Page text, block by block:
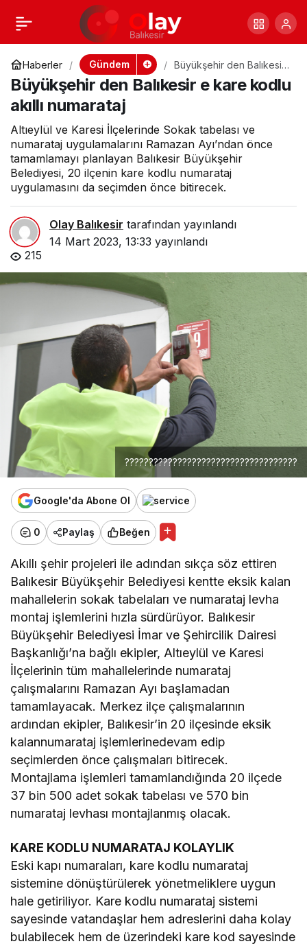
Haberler Gündem
Büyükşehir den Balıkesir
e kare kodlu akıllı
numarataj
Büyükşehir den Balıkesir e kare kodlu
akıllı numarataj
Altıeylül ve Karesi İlçelerinde Sokak tabelası ve
numarataj uygulamalarını Ramazan Ayı’ndan önce
tamamlamayı planlayan Balıkesir Büyükşehir
Belediyesi, 20 ilçenin kare kodlu numarataj
uygulamasını da seçimden önce bitirecek.
Olay Balıkesir tarafından yayınlandı
14 Mart 2023, 13:33 yayınlandı
215
????????????????????????????????????
Google'da Abone Ol
0 Paylaş Beğen
Akıllı şehir projeleri ile adından sıkça söz ettiren
Balıkesir Büyükşehir Belediyesi kentte eksik kalan
mahallelerin sokak tabelaları ve numarataj levha
montaj işlemlerini hızla sürdürüyor. Balıkesir
Büyükşehir Belediyesi İmar ve Şehircilik Dairesi
Başkanlığı’na bağlı ekipler, Altıeylül ve Karesi
İlçelerinin tüm mahallelerinde numarataj
çalışmalarını Ramazan Ayı başlamadan
tamamlayacak. Merkez ilçe çalışmalarının
ardından ekipler, Balıkesir’in 20 ilçesinde eksik
kalannumarataj işlemlerinedevam edip
seçimlerden önce çalışmaları bitirecek.
Montajlama işlemleri tamamlandığında 20 ilçede
37 bin 500 adet sokak tabelası ve 570 bin
numarataj levhası montajlanmış olacak.
KARE KODLU NUMARATAJ KOLAYLIK
Eski kapı numaraları, kare kodlu numarataj
sistemine dönüştürülerek yönetmeliklere uygun
hale getiriliyor. Kare kodlu numarataj sistemi
sayesinde vatandaşlar hem adreslerini daha kolay
bulabilecek hem de üzerindeki kare kod sayesinde
Bolu da Pes
Dedirten Olay
+ Paylaş